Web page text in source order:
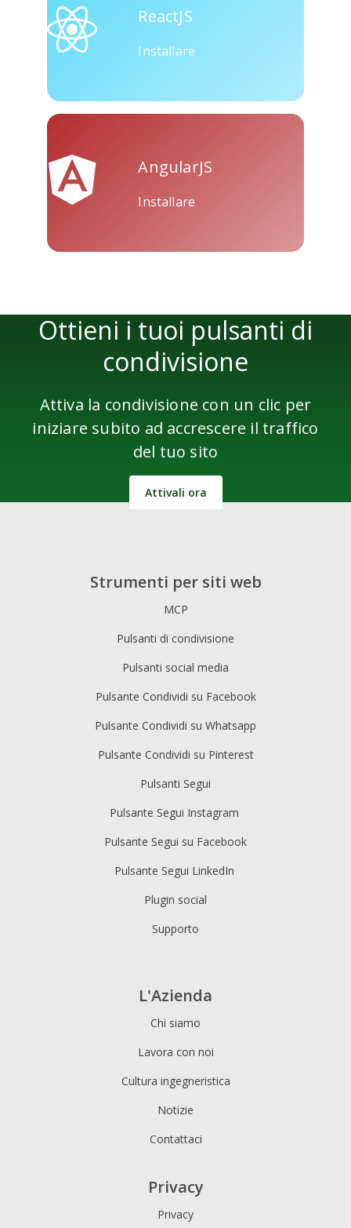
ReactJS
Installare
AngularJS
Installare
Ottieni i tuoi pulsanti di
condivisione
Attiva la condivisione con un clic per
iniziare subito ad accrescere il traffico
del tuo sito
Attivali ora
Strumenti per siti web
MCP
Pulsanti di condivisione
Pulsanti social media
Pulsante Condividi su Facebook
Pulsante Condividi su Whatsapp
Pulsante Condividi su Pinterest
Pulsanti Segui
Pulsante Segui Instagram
Pulsante Segui su Facebook
Pulsante Segui LinkedIn
Plugin social
Supporto
L'Azienda
Chi siamo
Lavora con noi
Cultura ingegneristica
Notizie
Contattaci
Privacy
Privacy